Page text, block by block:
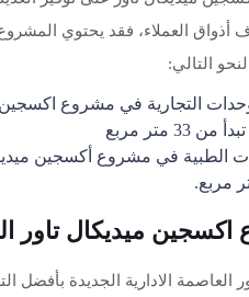
أذواق العملاء، فقد يحتوي
التالي:
التجارية في مشروع اكسجين
متر مربع
الطبية في مشروع أكسجين
ميديكال تاور
الادارية الجديدة بأفضل